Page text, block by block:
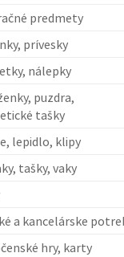
predmety
prívesky
nálepky
puzdra,
tašky
lepidlo, klipy
tašky, vaky
a kancelárske
hry, karty